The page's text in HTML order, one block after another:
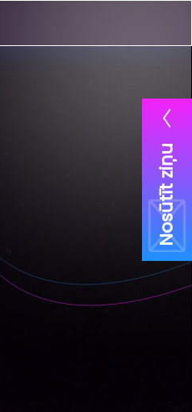
Nosūtīt ziņu